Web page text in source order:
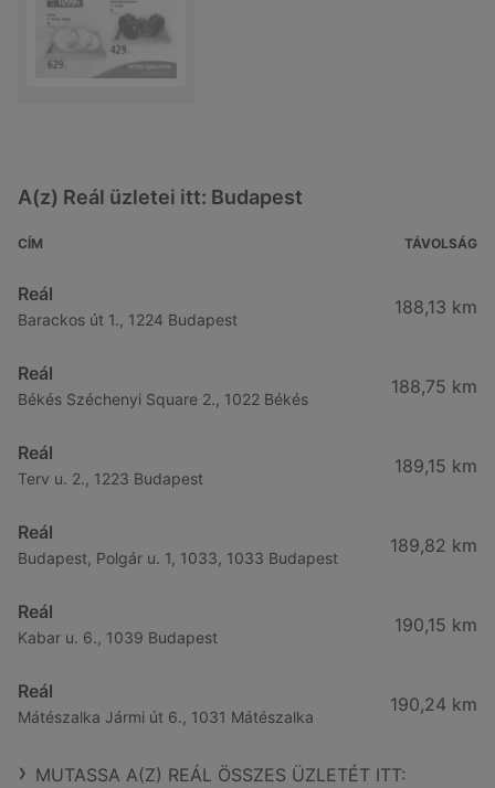
A(z) Reál üzletei itt: Budapest
CÍM TÁVOLSÁG
Reál
Barackos út 1., 1224 Budapest
188,13 km
Reál
Békés Széchenyi Square 2., 1022 Békés
188,75 km
Reál
Terv u. 2., 1223 Budapest
189,15 km
Reál
Budapest, Polgár u. 1, 1033, 1033 Budapest
189,82 km
Reál
Kabar u. 6., 1039 Budapest
190,15 km
Reál
Mátészalka Jármi út 6., 1031 Mátészalka
190,24 km
MUTASSA A(Z) REÁL ÖSSZES ÜZLETÉT ITT: